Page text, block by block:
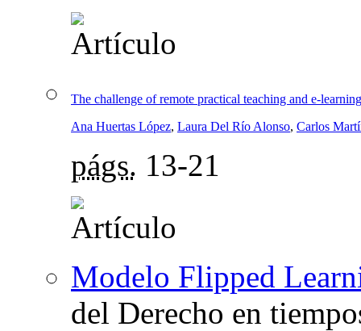
The challenge of remote practical teaching and e-
Ana Huertas López, Laura Del Río Alonso, Carlos
págs. 13-21
Modelo Flipped
del Derecho en